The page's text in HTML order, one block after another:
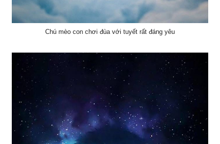
Chú mèo con chơi đùa với tuyết rất đáng yêu